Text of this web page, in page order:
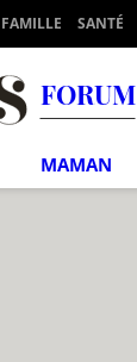
FAMILLE SANTÉ
FORUM
MAMAN